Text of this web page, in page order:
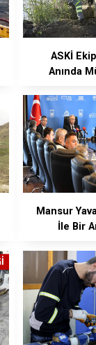
ASKİ
Anında
Mansur
İle Bir